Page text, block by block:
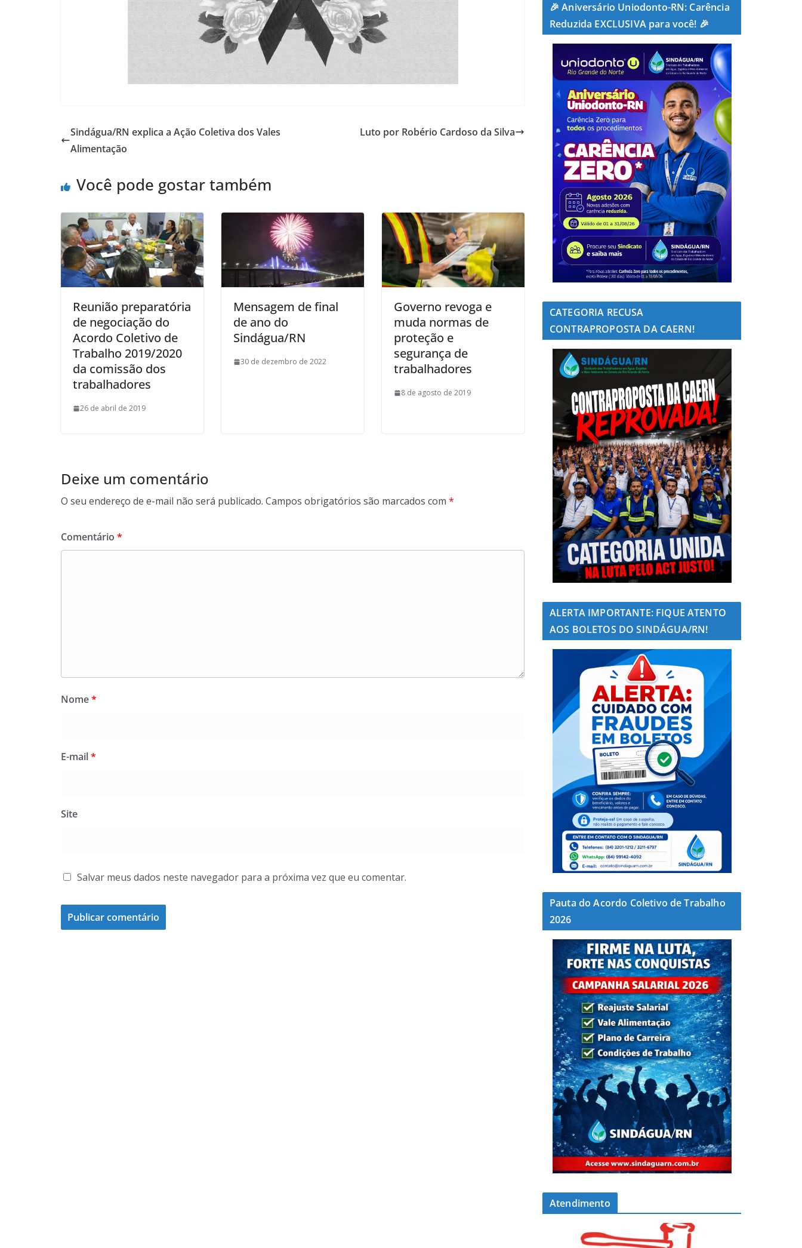
Sindágua/RN explica a Ação Coletiva dos Vales
Alimentação
Luto por Robério Cardoso da Silva
Você pode gostar também
Reunião preparatória
de negociação do
Acordo Coletivo de
Trabalho 2019/2020
da comissão dos
trabalhadores
26 de abril de 2019
Mensagem de final
de ano do
Sindágua/RN
30 de dezembro de 2022
Governo revoga e
muda normas de
proteção e
segurança de
trabalhadores
8 de agosto de 2019
Deixe um comentário
O seu endereço de e-mail não será publicado. Campos obrigatórios são marcados com *
Comentário *
Nome*
E-mail*
Site
Salvar meus dados neste navegador para a próxima vez que eu comentar.
🎉 Aniversário Uniodonto-RN: Carência
Reduzida EXCLUSIVA para você! 🎉
CATEGORIA RECUSA
CONTRAPROPOSTA DA CAERN!
ALERTA IMPORTANTE: FIQUE ATENTO
AOS BOLETOS DO SINDÁGUA/RN!
Pauta do Acordo Coletivo de Trabalho
2026
Atendimento